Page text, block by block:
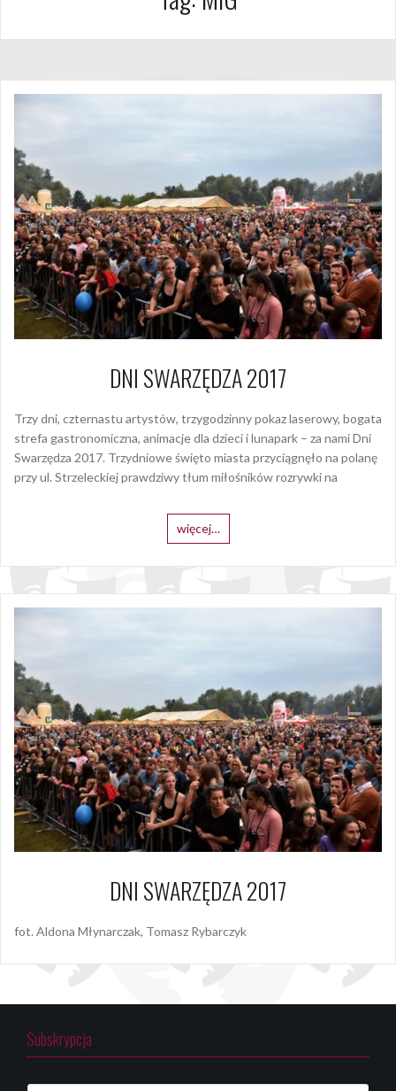
DNI SWARZĘDZA 2017
Trzy dni, czternastu artystów, trzygodzinny pokaz laserowy, bogata
strefa gastronomiczna, animacje dla dzieci i lunapark – za nami Dni
Swarzędza 2017. Trzydniowe święto miasta przyciągnęło na polanę
przy ul. Strzeleckiej prawdziwy tłum miłośników rozrywki na
więcej…
DNI SWARZĘDZA 2017
fot. Aldona Młynarczak, Tomasz Rybarczyk
Subskrypcja